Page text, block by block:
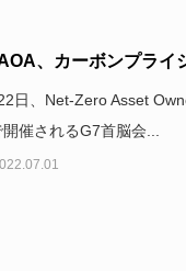
、カーボンプライ
日、Net-Zero Asset
開催されるG7首脳会...